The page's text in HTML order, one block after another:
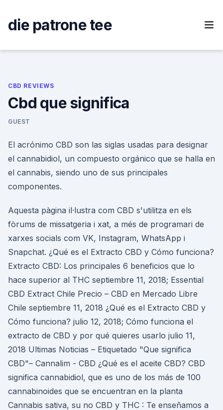
content
die patrone tee
CBD REVIEWS
Cbd que significa
GUEST
El acrónimo CBD son las siglas usadas para designar
el cannabidiol, un compuesto orgánico que se halla en
el cannabis, siendo uno de sus principales
componentes.
Aquesta pàgina il·lustra com CBD s'utilitza en els
fòrums de missatgeria i xat, a més de programari de
xarxes socials com VK, Instagram, WhatsApp i
Snapchat. ¿Qué es el Extracto CBD y Cómo funciona?
Extracto CBD: Los principales 6 beneficios que lo
hace superior al THC septiembre 11, 2018; Essential
CBD Extract Chile Precio – CBD en Mercado Libre
Chile septiembre 11, 2018 ¿Qué es el Extracto CBD y
Cómo funciona? julio 12, 2018; Cómo funciona el
extracto de CBD y por qué quieres usarlo julio 11,
2018 Ultimas Noticias – Etiquetado "Que significa
CBD"– Cannalim - CBD ¿Qué es el aceite CBD? CBD
significa cannabidiol, que es uno de los más de 100
cannabinoides que se encuentran en la planta
Cannabis sativa, su no CBD y THC : Te enseñamos a